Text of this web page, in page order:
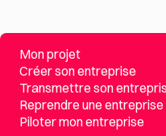
Mon projet
Créer son entreprise
Transmettre son
Reprendre une entreprise
Piloter mon entreprise